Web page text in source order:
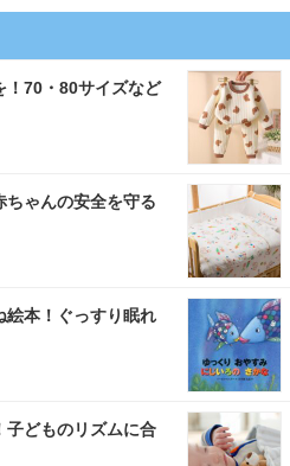
！70・80サイズなど
ちゃんの安全を守る
絵本！ぐっすり眠れ
子どものリズムに合